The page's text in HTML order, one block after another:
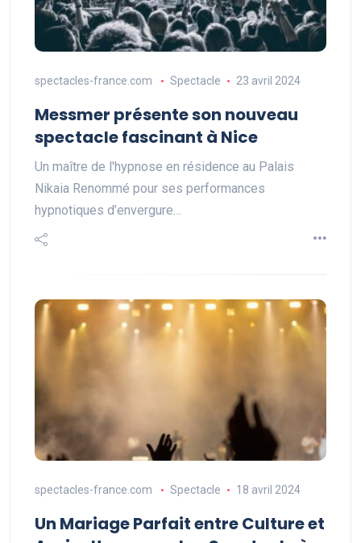
spectacles-france.com Spectacle 23 avril 2024
Messmer présente son nouveau
spectacle fascinant à Nice
Un maître de l'hypnose en résidence au Palais
Nikaia Renommé pour ses performances
hypnotiques d’envergure…
spectacles-france.com Spectacle 18 avril 2024
Un Mariage Parfait entre Culture et